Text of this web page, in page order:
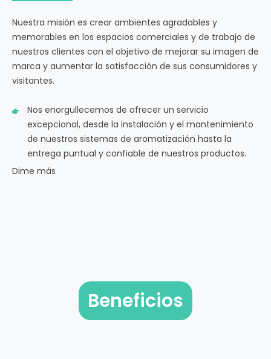
Nuestra misión es crear ambientes agradables y
memorables en los espacios comerciales y de trabajo de
nuestros clientes con el objetivo de mejorar su imagen de
marca y aumentar la satisfacción de sus consumidores y
visitantes.
Nos enorgullecemos de ofrecer un servicio
excepcional, desde la instalación y el mantenimiento
de nuestros sistemas de aromatización hasta la
entrega puntual y confiable de nuestros productos.
Dime más
Beneficios